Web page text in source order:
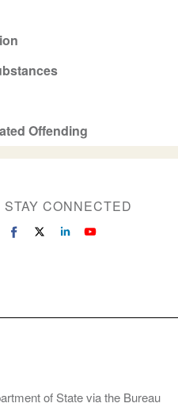
Offending
STAY CONNECTED
of State via the Bureau